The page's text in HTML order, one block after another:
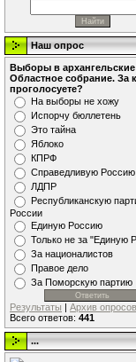
Наш опрос
Выборы в архангельские
Областное собрание. За
проголосуете?
На выборы не хожу
Испорчу бюллетень
Это тайна
Яблоко
КПРФ
Справедливую Россию
ЛДПР
Республиканскую
России
Единую Россию
Только не за "Единую
За националистов
Правое дело
За Поморскую партию
Результаты | Архив опросов
Всего ответов: 441
...